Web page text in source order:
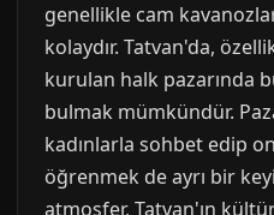
genellikle cam
kolaydır. Tatvan'da,
kurulan halk pazarında
bulmak mümkündür.
kadınlarla sohbet edip
öğrenmek de ayrı bir
atmosfer, Tatvan'ın